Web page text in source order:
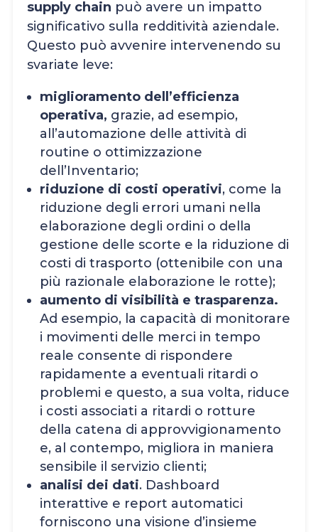
supply chain può avere un impatto
significativo sulla redditività aziendale.
Questo può avvenire intervenendo su
svariate leve:
miglioramento dell’efficienza
operativa, grazie, ad esempio,
all’automazione delle attività di
routine o ottimizzazione
dell’Inventario;
riduzione di costi operativi, come la
riduzione degli errori umani nella
elaborazione degli ordini o della
gestione delle scorte e la riduzione di
costi di trasporto (ottenibile con una
più razionale elaborazione le rotte);
aumento di visibilità e trasparenza.
Ad esempio, la capacità di monitorare
i movimenti delle merci in tempo
reale consente di rispondere
rapidamente a eventuali ritardi o
problemi e questo, a sua volta, riduce
i costi associati a ritardi o rotture
della catena di approvvigionamento
e, al contempo, migliora in maniera
sensibile il servizio clienti;
analisi dei dati. Dashboard
interattive e report automatici
forniscono una visione d’insieme